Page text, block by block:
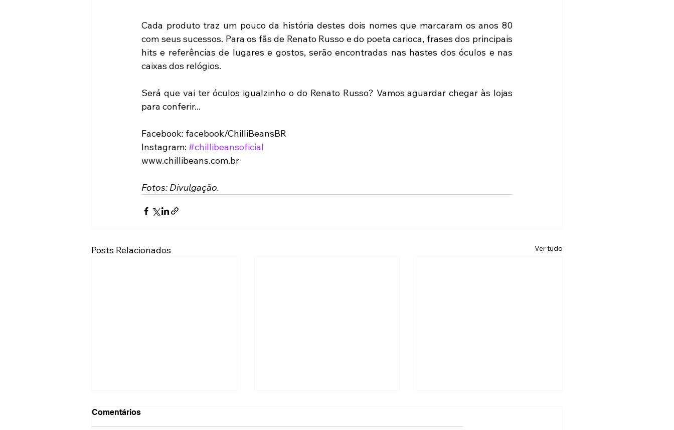
Cada produto traz um pouco da história destes dois nomes que marcaram os anos 80
com seus sucessos. Para os fãs de Renato Russo e do poeta carioca, frases dos principais
hits e referências de lugares e gostos, serão encontradas nas hastes dos óculos e nas
caixas dos relógios.
Será que vai ter óculos igualzinho o do Renato Russo? Vamos aguardar chegar às lojas
para conferir...
Facebook: facebook/ChilliBeansBR
Instagram: #chillibeansoficial
www.chillibeans.com.br
Fotos: Divulgação.
Posts Relacionados Ver tudo
Comentários